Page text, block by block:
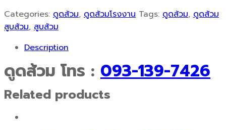
Categories: ดูดส้วม, ดูดส้วมโรงงาน Tags: ดูดส้วม, ดูดส้วม
สูบส้วม, สูบส้วม
Description
ดูดส้วม โทร : 093-139-7426
Related products